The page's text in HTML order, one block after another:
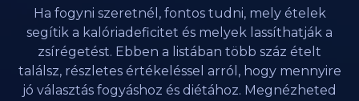
Ha fogyni szeretnél, fontos tudni, mely ételek
segítik a kalóriadeficitet és melyek lassíthatják a
zsírégetést. Ebben a listában több száz ételt
találsz, részletes értékeléssel arról, hogy mennyire
jó választás fogyáshoz és diétához. Megnézheted